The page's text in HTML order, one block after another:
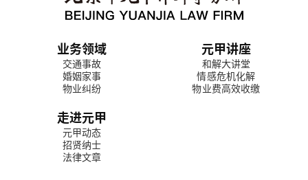
业务领域
交通事故
婚姻家事
物业纠纷
元甲讲座
和解大讲堂
情感危机化解
物业费高效收缴
走进元甲
元甲动态
招贤纳士
法律文章